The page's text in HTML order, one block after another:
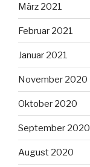
März 2021
Februar 2021
Januar 2021
November 2020
Oktober 2020
September 2020
August 2020